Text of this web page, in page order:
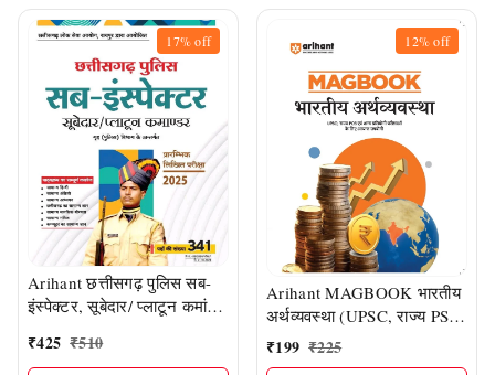
17%off
Arihant छत्तीसगढ़ पुलिस सब-
इंस्पेक्टर, सूबेदार/ प्लाटून कमांडर
₹425 ₹510
12%off
Arihant MAGBOOK भारतीय
अर्थव्यवस्था (UPSC, राज्य PSC
एवं अन्य प्रतियोगी परीक्षाओं के
लिए अत्यंत उपयोगी)
₹199 ₹225